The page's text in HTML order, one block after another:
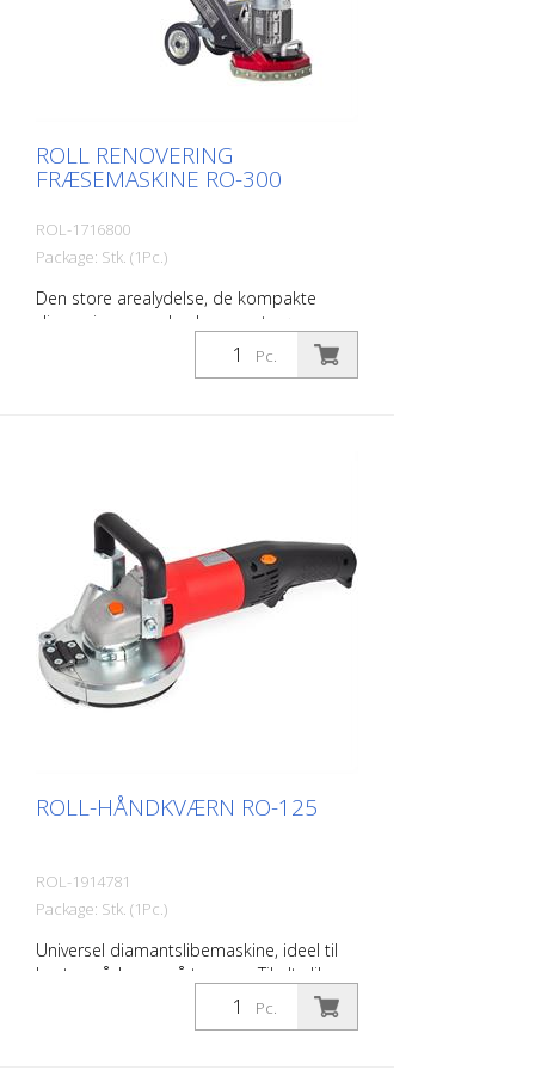
ROLL RENOVERING
FRÆSEMASKINE RO-300
ROL-1716800
Package: Stk. (1Pc.)
Den store arealydelse, de kompakte
dimensioner og den lave vægt gør
maskinen til en ideel følgesvend på alle
byggepladser. Innovative komponenter
driftstimetæller tekniske data: Effekt:
2.200 watt / 230 V Hastighed: 1650
omdrejninger pr. minut vægt: 63 kg
Arbejdsbredde: 300 mm
Pc.
ROLL-HÅNDKVÆRN RO-125
ROL-1914781
Package: Stk. (1Pc.)
Universel diamantslibemaskine, ideel til
kantområder og på trapper. Til alt slibe-
og fræsearbejde. Med omfattende
tilbehør. Inkl. sugeanordning til tilslutning
Pc.